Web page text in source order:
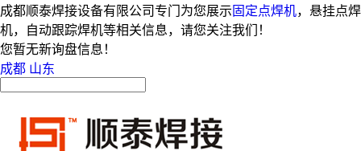
成都顺泰焊接设备有限公司专门为您展示 固定点焊机，悬挂点焊
机，自动跟踪焊机等相关信息，请您关注我们！
您暂无新询盘信息！
成都 山东